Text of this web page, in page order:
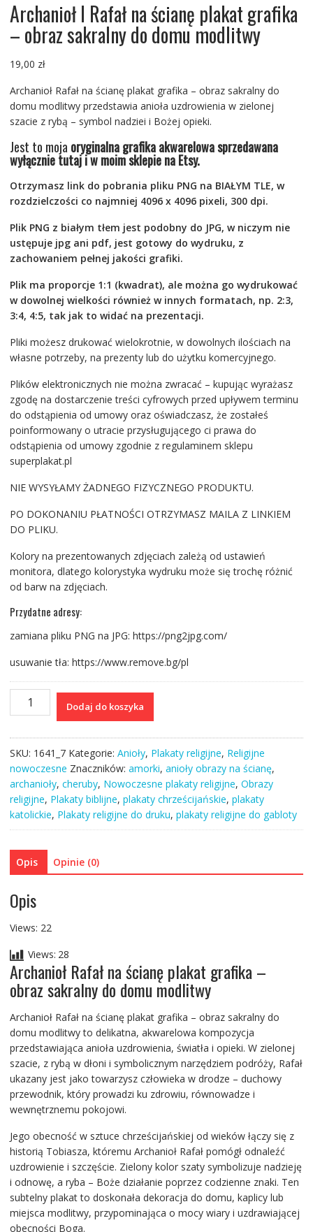
Archanioł I Rafał na ścianę plakat grafika
– obraz sakralny do domu modlitwy
19,00 zł
Archanioł Rafał na ścianę plakat grafika – obraz sakralny do
domu modlitwy przedstawia anioła uzdrowienia w zielonej
szacie z rybą – symbol nadziei i Bożej opieki.
Jest to moja oryginalna grafika akwarelowa sprzedawana
wyłącznie tutaj i w moim sklepie na Etsy.
Otrzymasz link do pobrania pliku PNG na BIAŁYM TLE, w
rozdzielczości co najmniej 4096 x 4096 pixeli, 300 dpi.
Plik PNG z białym tłem jest podobny do JPG, w niczym nie
ustępuje jpg ani pdf, jest gotowy do wydruku, z
zachowaniem pełnej jakości grafiki.
Plik ma proporcje 1:1 (kwadrat), ale można go wydrukować
w dowolnej wielkości również w innych formatach, np. 2:3,
3:4, 4:5, tak jak to widać na prezentacji.
Pliki możesz drukować wielokrotnie, w dowolnych ilościach na
własne potrzeby, na prezenty lub do użytku komercyjnego.
Plików elektronicznych nie można zwracać – kupując wyrażasz
zgodę na dostarczenie treści cyfrowych przed upływem terminu
do odstąpienia od umowy oraz oświadczasz, że zostałeś
poinformowany o utracie przysługującego ci prawa do
odstąpienia od umowy zgodnie z regulaminem sklepu
superplakat.pl
NIE WYSYŁAMY ŻADNEGO FIZYCZNEGO PRODUKTU.
PO DOKONANIU PŁATNOŚCI OTRZYMASZ MAILA Z LINKIEM
DO PLIKU.
Kolory na prezentowanych zdjęciach zależą od ustawień
monitora, dlatego kolorystyka wydruku może się trochę różnić
od barw na zdjęciach.
Przydatne adresy:
zamiana pliku PNG na JPG: https://png2jpg.com/
usuwanie tła: https://www.remove.bg/pl
ilość
Archanioł
Rafał
na
ścianę
plakat
grafika
-
obraz
sakralny
do
modlitwy
Dodaj do koszyka
SKU: 1641_7 Kategorie: Anioły, Plakaty religijne, Religijne
nowoczesne Znaczników: amorki, anioły obrazy na ścianę,
archanioły, cheruby, Nowoczesne plakaty religijne, Obrazy
religijne, Plakaty biblijne, plakaty chrześcijańskie, plakaty
katolickie, Plakaty religijne do druku, plakaty religijne do gabloty
Opis Opinie (0)
Opis
Views: 22
Views: 28
Archanioł Rafał na ścianę plakat grafika –
obraz sakralny do domu modlitwy
Archanioł Rafał na ścianę plakat grafika – obraz sakralny do
domu modlitwy to delikatna, akwarelowa kompozycja
przedstawiająca anioła uzdrowienia, światła i opieki. W zielonej
szacie, z rybą w dłoni i symbolicznym narzędziem podróży, Rafał
ukazany jest jako towarzysz człowieka w drodze – duchowy
przewodnik, który prowadzi ku zdrowiu, równowadze i
wewnętrznemu pokojowi.
Jego obecność w sztuce chrześcijańskiej od wieków łączy się z
historią Tobiasza, któremu Archanioł Rafał pomógł odnaleźć
uzdrowienie i szczęście. Zielony kolor szaty symbolizuje nadzieję
i odnowę, a ryba – Boże działanie poprzez codzienne znaki. Ten
subtelny plakat to doskonała dekoracja do domu, kaplicy lub
miejsca modlitwy, przypominająca o mocy wiary i uzdrawiającej
obecności Boga.